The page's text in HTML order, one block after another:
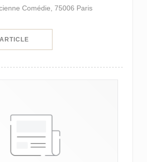
Comédie, 75006 Paris
((OUVRE UNE NOUVELLE